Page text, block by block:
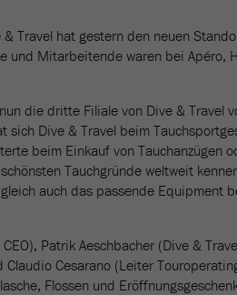
Travel hat gestern den neuen
und Mitarbeitende waren bei Apéro,
die dritte Filiale von Dive & Travel
sich Dive & Travel beim
beim Einkauf von Tauchanzügen
Tauchgründe weltweit
auch das passende Equipment
Patrik Aeschbacher (Dive &
Cesarano (Leiter
Flossen und